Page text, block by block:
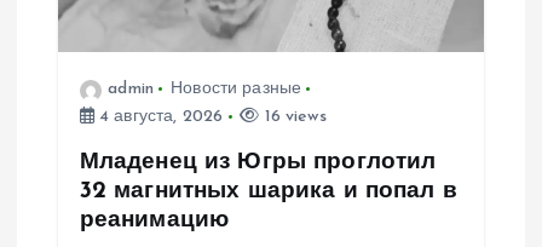
о
admin
Новости разные
4 августа, 2026
16 views
Младенец из Югры проглотил
32 магнитных шарика и попал в
реанимацию